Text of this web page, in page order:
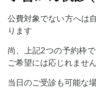
公費対象でない方へは
ります
尚、上記2つの予約枠
ご希望には応じれません
当日のご受診も可能な